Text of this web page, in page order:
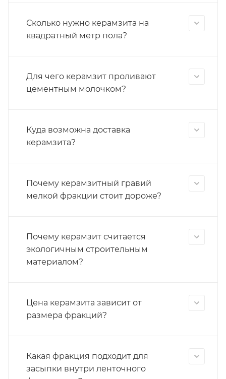
Сколько нужно керамзита на
квадратный метр пола?
Для чего керамзит проливают
цементным молочком?
Куда возможна доставка
керамзита?
Почему керамзитный гравий
мелкой фракции стоит дороже?
Почему керамзит считается
экологичным строительным
материалом?
Цена керамзита зависит от
размера фракций?
Какая фракция подходит для
засыпки внутри ленточного